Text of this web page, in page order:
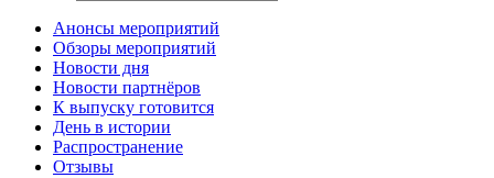
Анонсы мероприятий
Обзоры мероприятий
Новости дня
Новости партнёров
К выпуску готовится
День в истории
Распространение
Отзывы